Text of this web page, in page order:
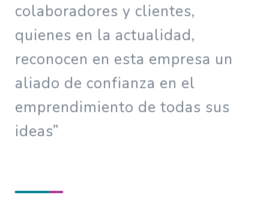
colaboradores y clientes,
quienes en la actualidad,
reconocen en esta empresa un
aliado de confianza en el
emprendimiento de todas sus
ideas”